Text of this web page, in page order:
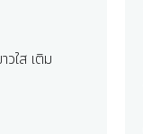
ใส เติม